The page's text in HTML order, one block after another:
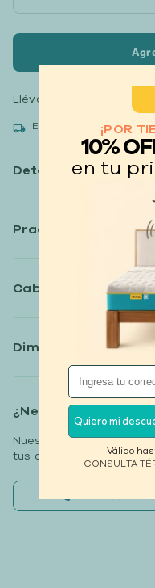
Llévate tus productos
Entrega rápida gratis.
Detalles
Practicidad
Cabecera
Dimensiones
¿Necesitas ayuda?
Nuestros especialistas
tus dudas.
¡POR
10%
en tu
Quiero mi
Válido
CONSULTA